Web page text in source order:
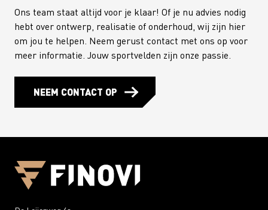
Ons team staat altijd voor je klaar! Of je nu advies nodig
hebt over ontwerp, realisatie of onderhoud, wij zijn hier
om jou te helpen. Neem gerust contact met ons op voor
meer informatie. Jouw sportvelden zijn onze passie.
NEEM CONTACT OP